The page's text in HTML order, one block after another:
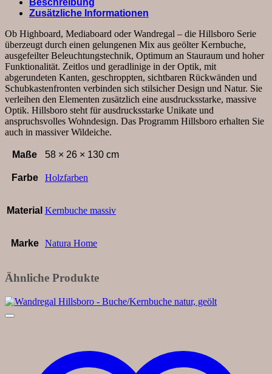
natur,
geölt
Menge
Zusätzliche Informationen
Ob Highboard, Mediaboard oder Wandregal – die Hillsboro Serie
überzeugt durch einen gelungenen Mix aus geölter Kernbuche,
ausgefeilter Beleuchtungstechnik, Optimum an Stauraum und hoher
Funktionalität. Zeitlos und geradlinige in der Optik, mit
abgerundeten Kanten, geschroppten, sichtbaren Rückwänden und
Schubkastenfronten verbinden sich stilsicher Design und Natur. Sie
verleihen den Elementen zusätzlich eine ausdrucksstarke, massive
Optik. Hillsboro steht für ausdrucksstarke Unikate und
anspruchsvolles Wohndesign. Das Programm Hillsboro erhalten Sie
auch in massiver Wildeiche.
Maße 58 × 26 × 130 cm
Farbe Holzfarben
Material Kernbuche massiv
Marke Natura Home
Ähnliche Produkte